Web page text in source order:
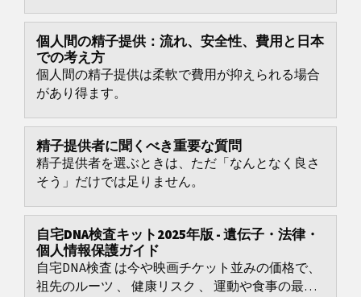
個人間の精子提供：流れ、安全性、費用と日本
での考え方
個人間の精子提供は柔軟で費用が抑えられる場合
があり得ます。
精子提供者に聞くべき重要な質問
精子提供者を選ぶときは、ただ「なんとなく良さ
そう」だけでは足りません。
自宅DNA検査キット2025年版 - 遺伝子・法律・
個人情報保護ガイド
自宅DNA検査 は今や映画チケット並みの価格で、
祖先のルーツ 、 健康リスク 、 運動や食事の最適